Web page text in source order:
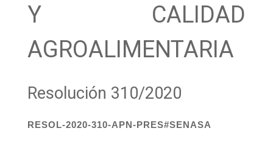
Y CALIDAD
AGROALIMENTARIA
Resolución 310/2020
RESOL-2020-310-APN-PRES#SENASA